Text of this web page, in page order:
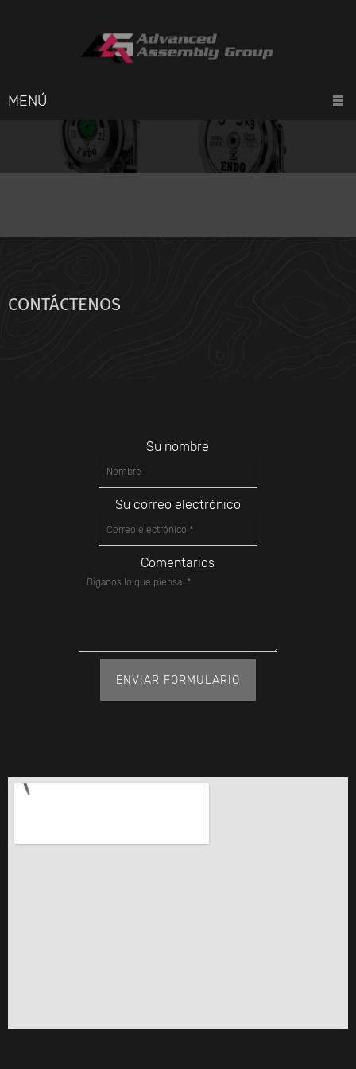
MENÚ
CONTÁCTENOS
Su nombre
Su correo electrónico
Comentarios
ENVIAR FORMULARIO